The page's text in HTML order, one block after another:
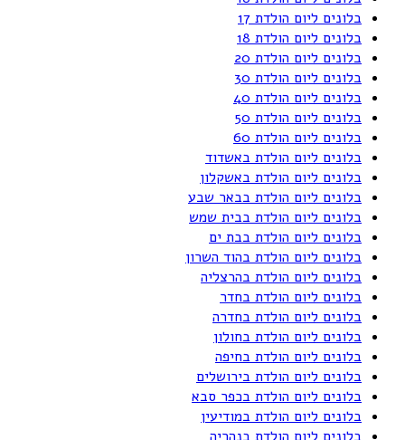
בלונים ליום הולדת 17
בלונים ליום הולדת 18
בלונים ליום הולדת 20
בלונים ליום הולדת 30
בלונים ליום הולדת 40
בלונים ליום הולדת 50
בלונים ליום הולדת 60
בלונים ליום הולדת באשדוד
בלונים ליום הולדת באשקלון
בלונים ליום הולדת בבאר שבע
בלונים ליום הולדת בבית שמש
בלונים ליום הולדת בבת ים
בלונים ליום הולדת בהוד השרון
בלונים ליום הולדת בהרצליה
בלונים ליום הולדת בחדר
בלונים ליום הולדת בחדרה
בלונים ליום הולדת בחולון
בלונים ליום הולדת בחיפה
בלונים ליום הולדת בירושלים
בלונים ליום הולדת בכפר סבא
בלונים ליום הולדת במודיעין